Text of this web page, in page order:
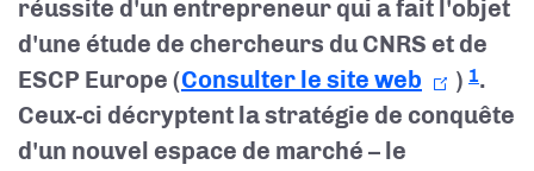
réussite d'un entrepreneur qui a fait l'objet
d'une étude de chercheurs du CNRS et de
ESCP Europe (Consulter le site web ) 1.
Ceux-ci décryptent la stratégie de conquête
d'un nouvel espace de marché – le